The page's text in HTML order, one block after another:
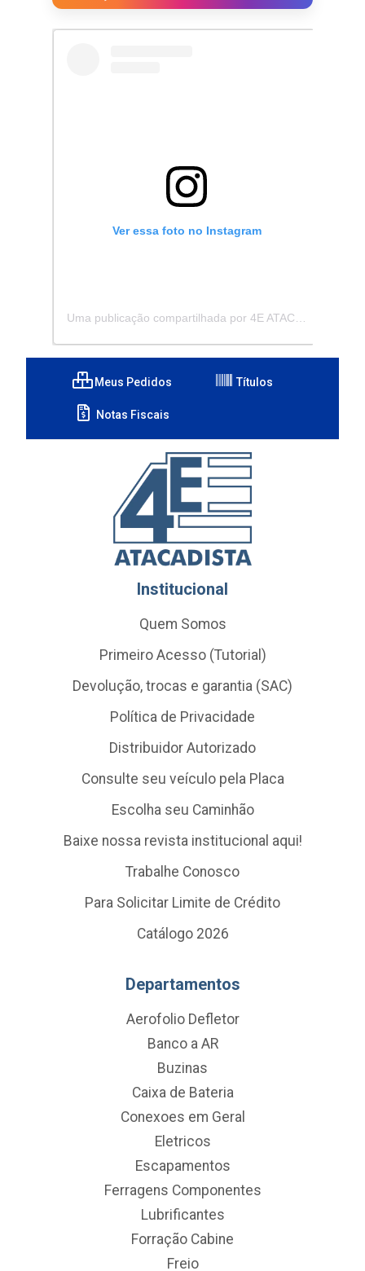
Ver essa foto no Instagram
Meus Pedidos Títulos
Notas Fiscais
Institucional
Quem Somos
Primeiro Acesso (Tutorial)
Devolução, trocas e garantia (SAC)
Política de Privacidade
Distribuidor Autorizado
Consulte seu veículo pela Placa
Escolha seu Caminhão
Baixe nossa revista institucional aqui!
Trabalhe Conosco
Para Solicitar Limite de Crédito
Catálogo 2026
Departamentos
Aerofolio Defletor
Banco a AR
Buzinas
Caixa de Bateria
Conexoes em Geral
Eletricos
Escapamentos
Ferragens Componentes
Lubrificantes
Forração Cabine
Freio